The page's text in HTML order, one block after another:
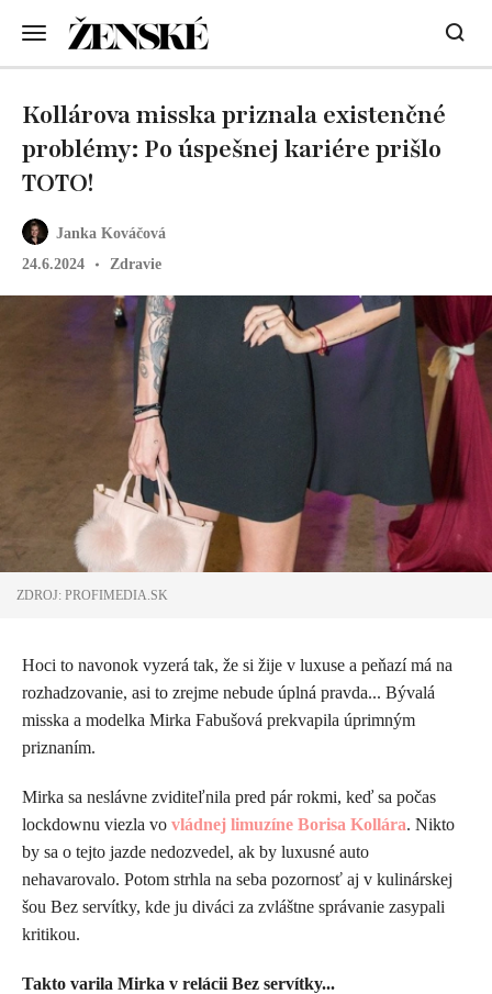
Janka Kováčová
24.6.2024
Zdravie
Kollárova misska priznala existenčné
problémy: Po úspešnej kariére prišlo
TOTO!
ZDROJ: PROFIMEDIA.SK
Hoci to navonok vyzerá tak, že si žije v luxuse a peňazí má na
rozhadzovanie, asi to zrejme nebude úplná pravda... Bývalá
misska a modelka Mirka Fabušová prekvapila úprimným
priznaním.
Mirka sa neslávne zviditeľnila pred pár rokmi, keď sa počas
lockdownu viezla vo vládnej limuzíne Borisa Kollára. Nikto
by sa o tejto jazde nedozvedel, ak by luxusné auto
nehavarovalo. Potom strhla na seba pozornosť aj v kulinárskej
šou Bez servítky, kde ju diváci za zvláštne správanie zasypali
kritikou.
​Takto varila Mirka v relácii Bez servítky...